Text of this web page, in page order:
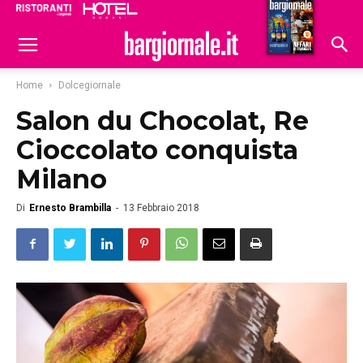
Hoteldomani
Home Dolcegiornale
Salon du Chocolat, Re
Cioccolato conquista
Milano
Di Ernesto Brambilla - 13 Febbraio 2018